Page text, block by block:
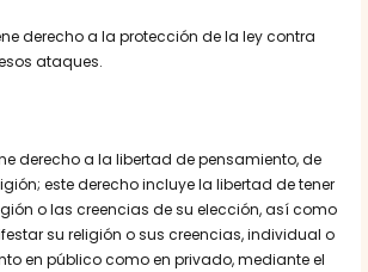
derecho a la protección de la ley contra
ataques.
derecho a la libertad de pensamiento, de
este derecho incluye la libertad de tener
o las creencias de su elección, así como
su religión o sus creencias, individual o
en público como en privado, mediante el